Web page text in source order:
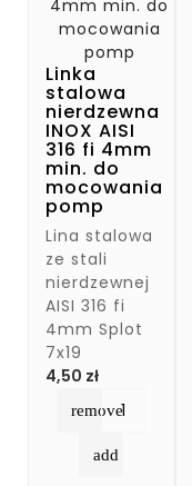
Linka
stalowa
nierdzewna
INOX AISI
316 fi 4mm
min. do
mocowania
pomp
Lina stalowa
ze stali
nierdzewnej
AISI 316 fi
4mm Splot
7x19
4,50 złCena
remove
add